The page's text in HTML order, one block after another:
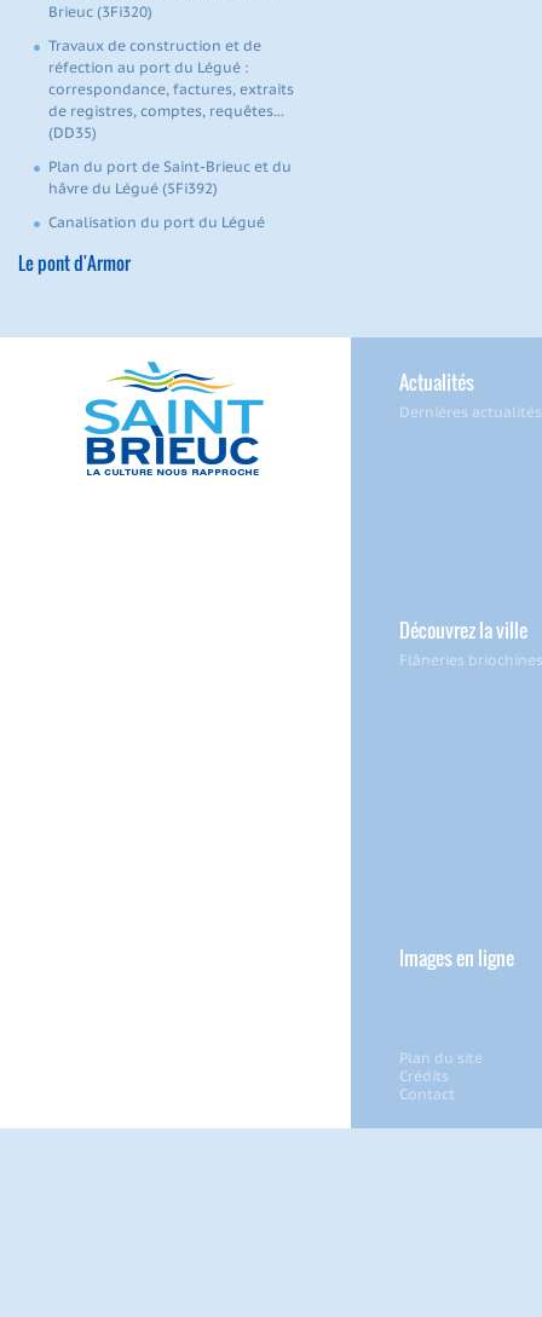
Brieuc (3Fi320)
Travaux de construction et de
réfection au port du Légué :
correspondance, factures, extraits
de registres, comptes, requêtes...
(DD35)
Plan du port de Saint-Brieuc et du
hâvre du Légué (5Fi392)
Canalisation du port du Légué
Le pont d'Armor
Actualités
Dernières actualités
Découvrez la ville
Flâneries briochines
Images en ligne
Plan du site
Crédits
Contact